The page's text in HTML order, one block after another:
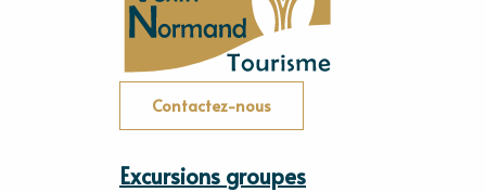
Contactez-nous
Excursions groupes